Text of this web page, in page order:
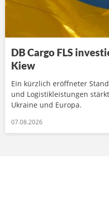
DB Cargo FLS
Kiew
Ein kürzlich eröffneter
und Logistikleistungen
Ukraine und Europa.
07.08.2026